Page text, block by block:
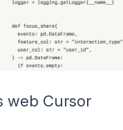
web Cursor